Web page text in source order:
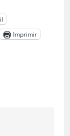
Imprimir